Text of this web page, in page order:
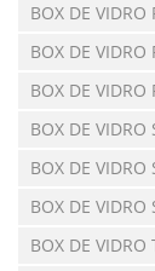
BOX DE VIDRO
BOX DE VIDRO
BOX DE VIDRO
BOX DE VIDRO
BOX DE VIDRO
BOX DE VIDRO
BOX DE VIDRO